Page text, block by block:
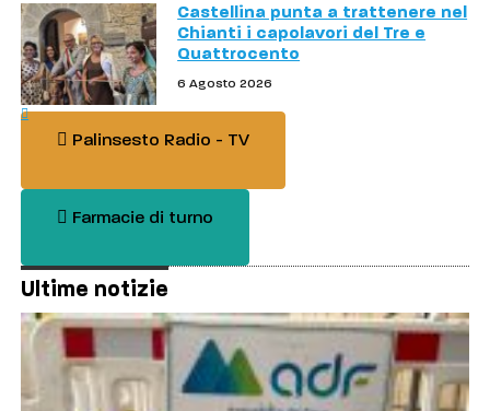
Castellina punta a trattenere nel
Chianti i capolavori del Tre e
Quattrocento
6 Agosto 2026
Palinsesto Radio - TV
Farmacie di turno
Ultime notizie